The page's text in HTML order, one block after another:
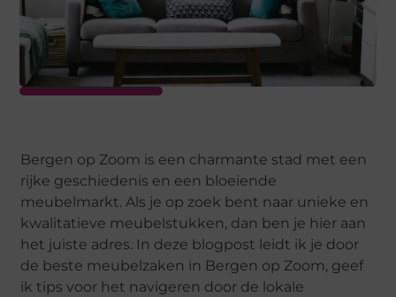
Bergen op Zoom is een charmante stad met een
rijke geschiedenis en een bloeiende
meubelmarkt. Als je op zoek bent naar unieke en
kwalitatieve meubelstukken, dan ben je hier aan
het juiste adres. In deze blogpost leidt ik je door
de beste meubelzaken in Bergen op Zoom, geef
ik tips voor het navigeren door de lokale